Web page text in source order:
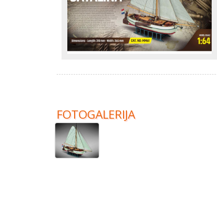
FOTOGALERIJA